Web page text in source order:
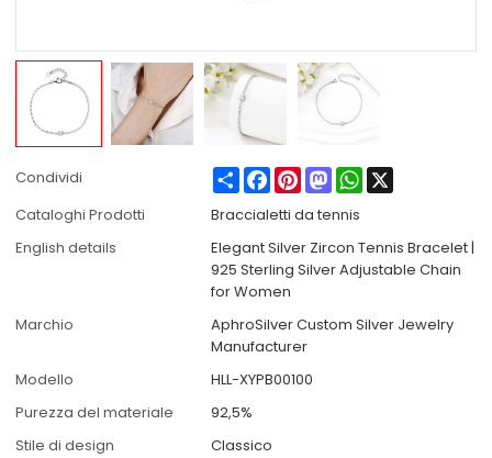
Condividi ShareFacebook
PinterestMastodonWhatsApp
Cataloghi Prodotti
Braccialetti da tennis
English details
Elegant Silver Zircon Tennis Bracelet |
925 Sterling Silver Adjustable Chain
for Women
Marchio
AphroSilver Custom Silver Jewelry
Manufacturer
Modello
HLL-XYPB00100
Purezza del materiale
92,5%
Stile di design
Classico